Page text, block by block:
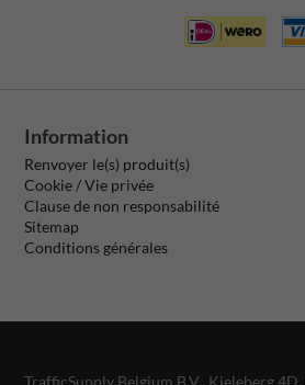
Information
Renvoyer le(s) produit(s)
Cookie / Vie privée
Clause de non responsabilité
Sitemap
Conditions générales
TrafficSupply Belgium B.V., Kieleberg 4D,